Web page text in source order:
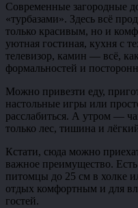
Современные загородные
«турбазами». Здесь всё
только красивым, но и
уютная гостиная, кухня с
телевизор, камин — всё,
формальностей и
Можно привезти еду,
настольные игры или
расслабиться. А утром —
только лес, тишина и
Кстати, сюда можно
важное преимущество.
питомцы до 25 см в холке
отдых комфортным и для
гостей.